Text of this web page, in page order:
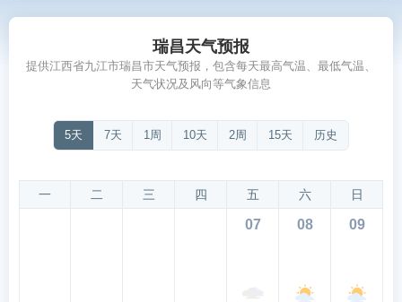
瑞昌天气预报
提供江西省九江市瑞昌市天气预报，包含每天最高气温、最低气温、
天气状况及风向等气象信息
5天 7天 1周 10天 2周 15天 历史
一 二 三 四 五 六 日
07 08 09